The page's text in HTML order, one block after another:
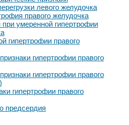
левого желудочка
правого желудочка
умеренной гипертрофии
гипертрофии правого
гипертрофии правого
гипертрофии правого
гипертрофии правого
предсердия